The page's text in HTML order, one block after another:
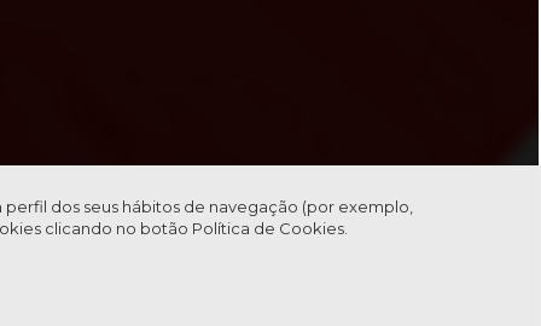
dos seus hábitos de navegação (por exemplo,
clicando no botão Política de Cookies.